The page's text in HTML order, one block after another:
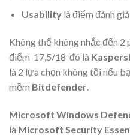
Usabilitylà điểm đánh
Không thể không nhắc đến
điểm 17,5/18 đó là
là 2 lựa chọn không tồi nếu
mềm Bitdefender.
Microsoft Windows
là Microsoft Security